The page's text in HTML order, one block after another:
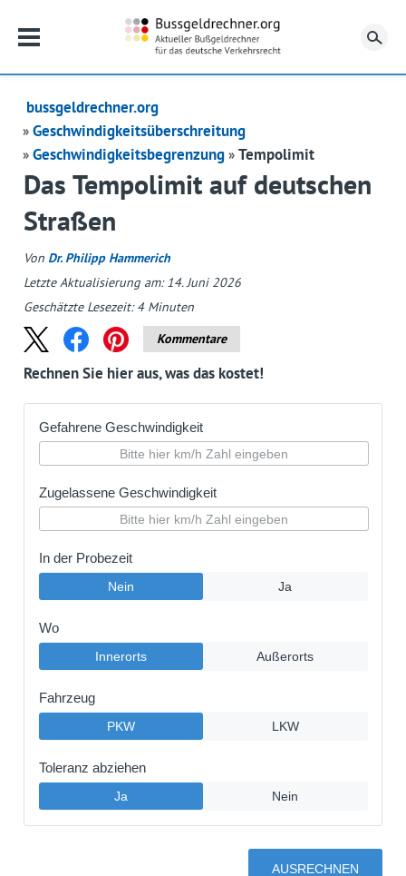
bussgeldrechner.org
Geschwindigkeitsüberschreitung
Geschwindigkeitsbegrenzung
Tempolimit
Das Tempolimit auf deutschen
Straßen
Von Dr. Philipp Hammerich
Letzte Aktualisierung am: 14. Juni 2026
Geschätzte Lesezeit:4 Minuten
Kommentare
Rechnen Sie hier aus, was das kostet!